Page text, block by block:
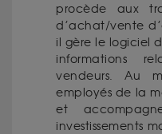
procède aux
d’achat/vente
il gère le logiciel
informations
vendeurs. Au
employés de la
et
investissements